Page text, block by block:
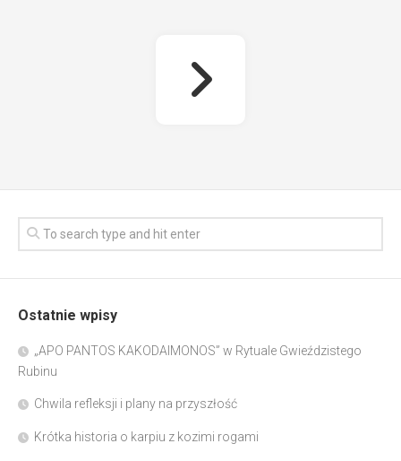
Ostatnie wpisy
„APO PANTOS KAKODAIMONOS” w Rytuale Gwieździstego
Rubinu
Chwila refleksji i plany na przyszłość
Krótka historia o karpiu z kozimi rogami